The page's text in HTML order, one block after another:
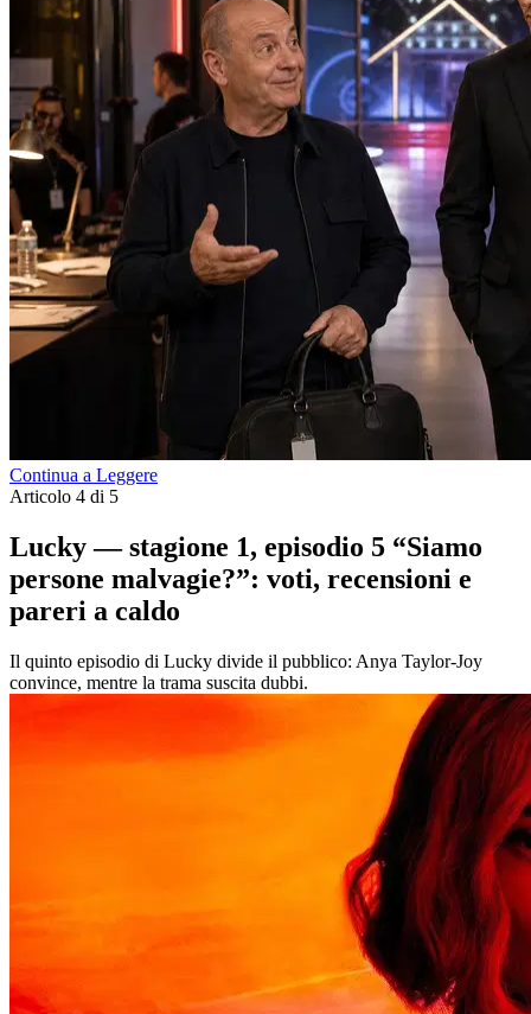
Continua a Leggere
Articolo 4 di 5
Lucky — stagione 1, episodio 5 “Siamo
persone malvagie?”: voti, recensioni e
pareri a caldo
Il quinto episodio di Lucky divide il pubblico: Anya Taylor-Joy
convince, mentre la trama suscita dubbi.